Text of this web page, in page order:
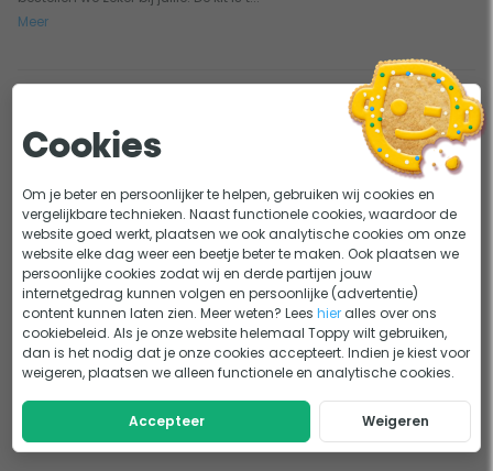
Meer
18-06-2021Geschreven door Bert
0 0
Goede bypass en kant en klaar en doet zijn werk zoals het hoort.
Werkt perfect
Precies hoe het moet
Top
06-05-2021Geschreven door DimiV
0 0
Ik ben zeer tevreden over deze bypass!
Cookies
Om je beter en persoonlijker te helpen, gebruiken wij cookies en
vergelijkbare technieken. Naast functionele cookies, waardoor de
website goed werkt, plaatsen we ook analytische cookies om onze
website elke dag weer een beetje beter te maken. Ook plaatsen we
persoonlijke cookies zodat wij en derde partijen jouw
internetgedrag kunnen volgen en persoonlijke (advertentie)
content kunnen laten zien. Meer weten? Leeshier alles over ons
cookiebeleid. Als je onze website helemaal Toppy wilt gebruiken,
dan is het nodig dat je onze cookies accepteert. Indien je kiest voor
weigeren, plaatsen we alleen functionele en analytische cookies.
Accepteer Weigeren